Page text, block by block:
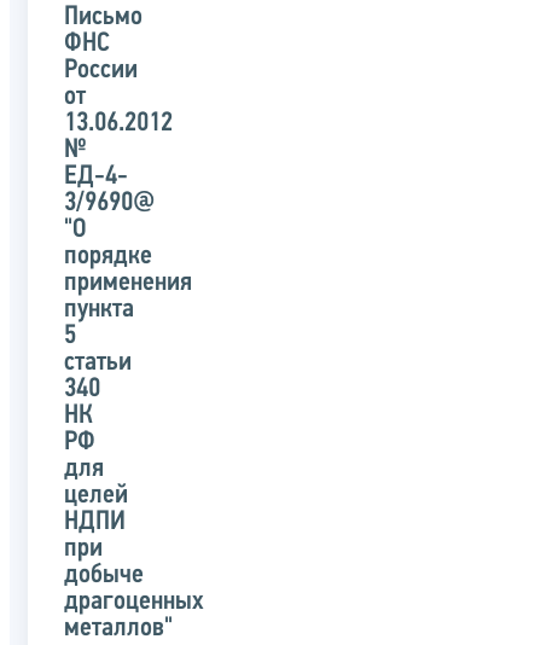
органом
указанного
письма
Письмо
ФНС
России
от
13.06.2012
№
ЕД-4-
3/9690@
"О
порядке
применения
пункта
5
статьи
340
НК
РФ
для
целей
НДПИ
при
добыче
драгоценных
металлов"